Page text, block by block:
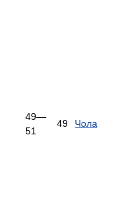
49—
51
49 Чола